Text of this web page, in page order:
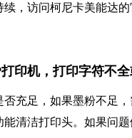
，访问柯尼卡美能达
印机，打印字符不
充足，如果墨粉不足
清洁打印头。如果问